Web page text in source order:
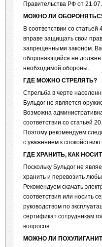
Правительства РФ от
МОЖНО ЛИ
В соответствии со
вправе защищать свои
запрещенными законом.
обороняющийся не должен
необходимой обороны.
ГДЕ МОЖНО СТРЕЛЯТЬ?
Стрельба в черте
Бульдог не является
Возможна
соответствии со статьей
Поэтому рекомендуем
с уважением к
ГДЕ ХРАНИТЬ, КАК
Поскольку Бульдог не
хранить и перевозить
Рекомендуем скачать
соответствия или носить
руководством по
сертификат сотрудникам
вопросов.
МОЖНО ЛИ